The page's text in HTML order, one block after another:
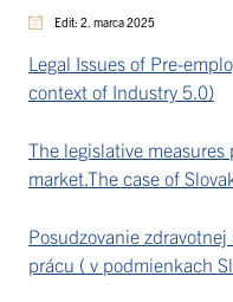
Edit: 2. marca 2025
Legal Issues of Pre-
context of Industry 5.0)
The legislative
market.The case of
Posudzovanie
prácu ( v podmienkach